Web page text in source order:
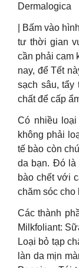
Dermalogica
| Bấm vào
tư thời gian
cần phải cam
nay, để Tết
sạch sâu, tẩy
chất để cấp
Có nhiều
không phải
tế bào còn
da bạn. Đó là
bào chết với
chăm sóc cho
Các thành
Milkfoliant:
Loại bỏ tạp
làn da mịn